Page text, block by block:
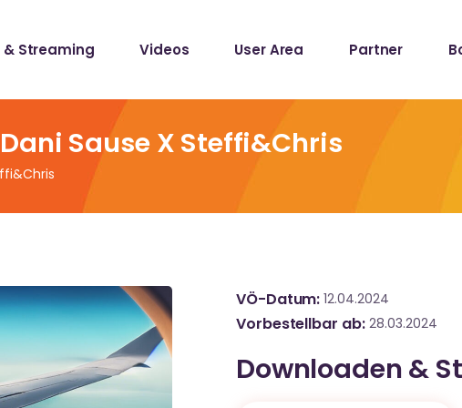
& Streaming Videos User Area Partner
Sause X Steffi&Chris
VÖ-Datum 12.04.2024
Vorbestellbar ab 28.03.2024
Downloaden &